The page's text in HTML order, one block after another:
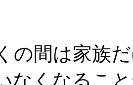
の間は家族
なくなるこ